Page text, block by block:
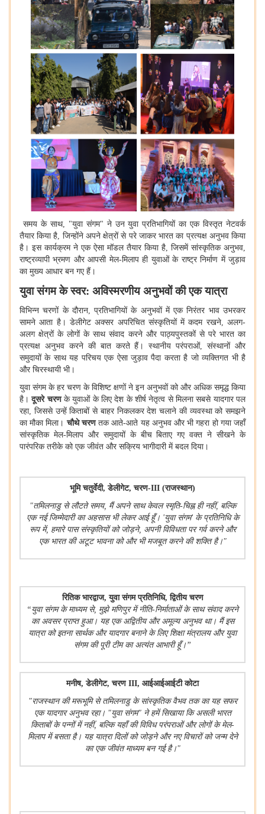
समय के साथ, "युवा संगम" ने उन युवा प्रतिभागियों का एक विस्तृत नेटवर्क
तैयार किया है जिन्होंने अपने क्षेत्रों से परे जाकर भारत का प्रत्यक्ष अनुभव किया
है। इस कार्यक्रम ने एक ऐसा मॉडल तैयार किया है जिसमें सांस्कृतिक अनुभव
राष्ट्रव्यापी भ्रमण और आपसी मेल-मिलाप ही युवाओं के राष्ट्र निर्माण में जुड़ाव
का मुख्य आधार बन गए हैं।
युवा संगम के स्वर: अविस्मरणीय अनुभवों की एक यात्रा
विभिन्न चरणों के दौरान,प्रतिभागियों के अनुभवों में एक निरंतर भाव उभरकर
सामने आता है। डेलीगेट अक्सर अपरिचित संस्कृतियों में कदम रखने,अलग-
अलग क्षेत्रों के लोगों के साथ संवाद करने और पाठ्यपुस्तकों से परे भारत का
प्रत्यक्ष अनुभव करने की बात करते हैं। स्थानीय परंपराओं,संस्थानों और
समुदायों के साथ यह परिचय एक ऐसा जुड़ाव पैदा करता है जो व्यक्तिगत भी है
और चिरस्थायी भी।
युवा संगम के हर चरण के विशिष्ट क्षणों ने इन अनुभवों को और अधिक समृद्ध किया
है।दूसरे चरणके युवाओं के लिए देश के शीर्ष नेतृत्व से मिलना सबसे यादगार पल
रहा, जिससे उन्हें किताबों से बाहर निकलकर देश चलाने की व्यवस्था को समझने
का मौका मिला।चौथे चरणतक आते-आते यह अनुभव और भी गहरा हो गया जहाँ
सांस्कृतिक मेल-मिलाप और समुदायों के बीच बिताए गए वक्त ने सीखने के
पारंपरिक तरीके को एक जीवंत और सक्रिय भागीदारी में बदल दिया।
भूमि चतुर्वेदी,डेलीगेट,चरण-III (राजस्थान)
"तमिलनाडु से लौटते समय, मैं अपने साथ केवल स्मृति-चिह्न ही नहीं, बल्कि
एक नई जिम्मेदारी का अहसास भी लेकर आई हूँ। 'युवा संगम' के प्रतिनिधि के
रूप में, हमारे पास संस्कृतियों को जोड़ने, अपनी विविधता पर गर्व करने और
एक भारत की अटूट भावना को और भी मजबूत करने की शक्ति है।"
रितिक भारद्वाज,युवा संगम प्रतिनिधि,द्वितीय चरण
“युवा संगम के माध्यम से, मुझे मणिपुर में नीति-निर्माताओं के साथ संवाद करने
का अवसर प्राप्त हुआ। यह एक अद्वितीय और अमूल्य अनुभव था। मैं इस
यात्रा को इतना सार्थक और यादगार बनाने के लिए शिक्षा मंत्रालय और युवा
संगम की पूरी टीम का अत्यंत आभारी हूँ। ”
मनीष,डेलीगेट,चरण III, आईआईआईटी कोटा
"राजस्थान की मरूभूमि से तमिलनाडु के सांस्कृतिक वैभव तक का यह सफर
एक यादगार अनुभव रहा। "युवा संगम" ने हमें सिखाया कि असली भारत
किताबों के पन्नों में नहीं, बल्कि यहाँ की विविध परंपराओं और लोगों के मेल-
मिलाप में बसता है। यह यात्रा दिलों को जोड़ने और नए विचारों को जन्म देने
का एक जीवंत माध्यम बन गई है।"